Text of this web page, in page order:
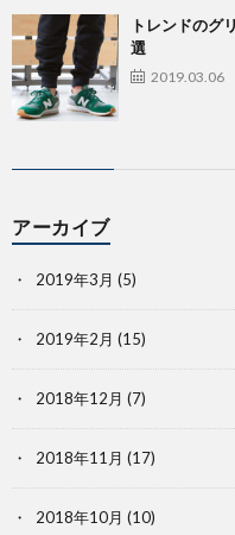
トレンドのグ
選
2019.03.06
アーカイブ
2019年3月 (5)
2019年2月 (15)
2018年12月 (7)
2018年11月 (17)
2018年10月 (10)